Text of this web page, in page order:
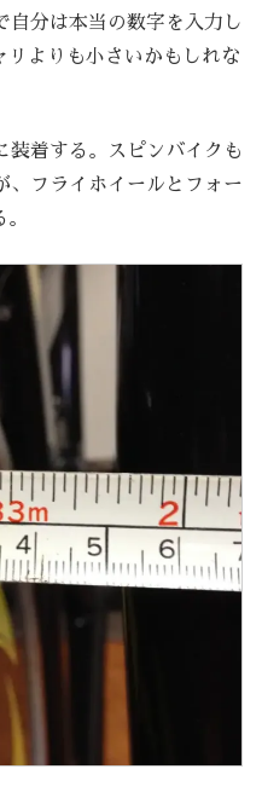
自分は本当の数字を入力し
よりも小さいかもしれな
装着する。スピンバイクも
、フライホイールとフォー